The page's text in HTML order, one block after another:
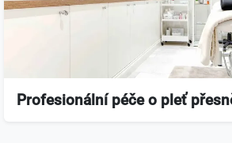
Profesionální péče o pleť